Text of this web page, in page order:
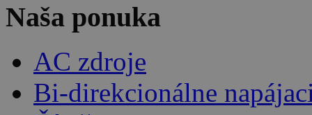
Naša ponuka
AC zdroje
Bi-direkcionálne